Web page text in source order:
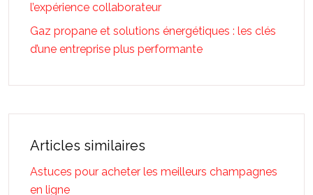
l’expérience collaborateur
Gaz propane et solutions énergétiques : les clés
d’une entreprise plus performante
Articles similaires
Astuces pour acheter les meilleurs champagnes
en ligne